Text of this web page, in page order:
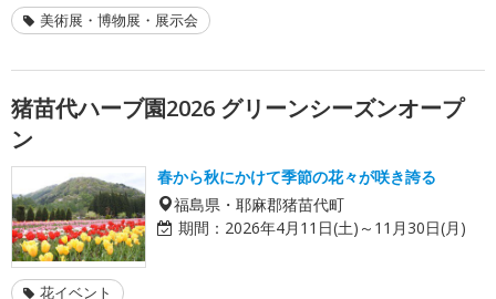
美術展・博物展・展示会
猪苗代ハーブ園2026 グリーンシーズンオープ
ン
春から秋にかけて季節の花々が咲き誇る
福島県・耶麻郡猪苗代町
期間： 2026年4月11日(土)～11月30日(月)
花イベント